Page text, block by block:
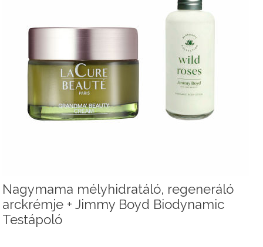
Nagymama mélyhidratáló, regeneráló
arckrémje + Jimmy Boyd Biodynamic
Testápoló